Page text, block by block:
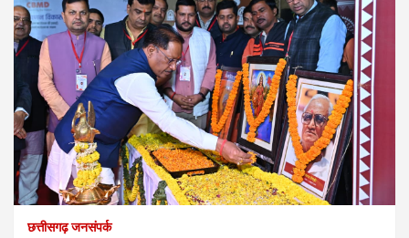
छत्तीसगढ़ जनसंपर्क